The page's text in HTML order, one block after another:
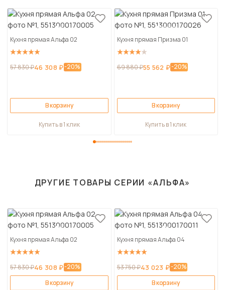
Кухня прямая Альфа 02
57 830 ₽46 308 ₽-20%
В корзину
Купить в 1 клик
Кухня прямая Призма 01
69 880 ₽55 562 ₽-20%
В корзину
Купить в 1 клик
ДРУГИЕ ТОВАРЫ СЕРИИ «АЛЬФА»
Кухня прямая Альфа 02
57 830 ₽46 308 ₽-20%
В корзину
Кухня прямая Альфа 04
53 750 ₽43 023 ₽-20%
В корзину